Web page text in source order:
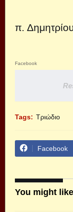
π.
Facebook
Tags: Τριώδιο
Facebook
You might like